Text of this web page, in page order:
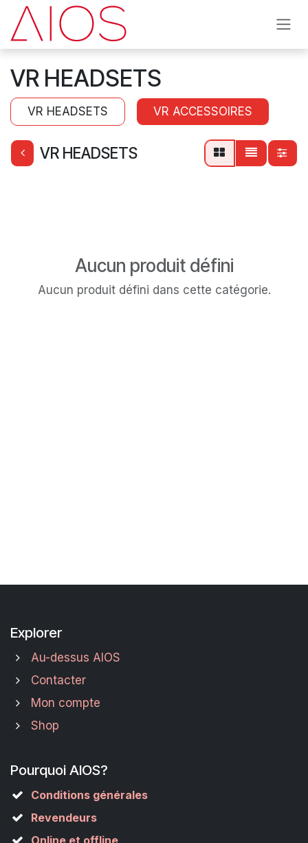
Se rendre au contenu
VR HEADSETS
VR HEADSETS VR ACCESSOIRES
VR HEADSETS
Aucun produit défini
Aucun produit défini dans cette catégorie.
Explorer
Au-dessus AIOS
Contacter
Mon compte
Shop
Pourquoi AIOS?
Conditions générales
Revendeurs
Online et offline